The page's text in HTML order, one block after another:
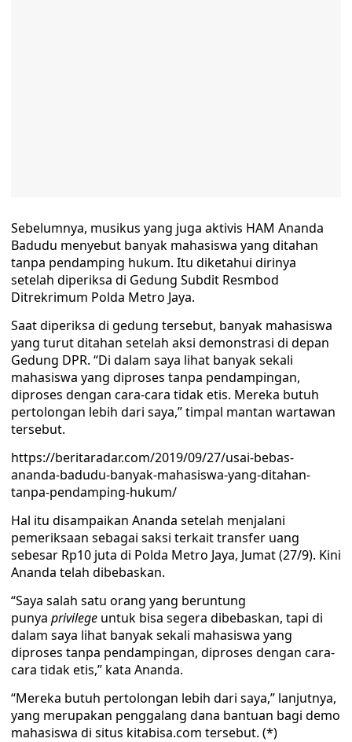
Sebelumnya, musikus yang juga aktivis HAM Ananda
Badudu menyebut banyak mahasiswa yang ditahan
tanpa pendamping hukum. Itu diketahui dirinya
setelah diperiksa di Gedung Subdit Resmbod
Ditrekrimum Polda Metro Jaya.
Saat diperiksa di gedung tersebut, banyak mahasiswa
yang turut ditahan setelah aksi demonstrasi di depan
Gedung DPR. “Di dalam saya lihat banyak sekali
mahasiswa yang diproses tanpa pendampingan,
diproses dengan cara-cara tidak etis. Mereka butuh
pertolongan lebih dari saya,” timpal mantan wartawan
tersebut.
https://beritaradar.com/2019/09/27/usai-bebas-
ananda-badudu-banyak-mahasiswa-yang-ditahan-
tanpa-pendamping-hukum/
Hal itu disampaikan Ananda setelah menjalani
pemeriksaan sebagai saksi terkait transfer uang
sebesar Rp10 juta di Polda Metro Jaya, Jumat (27/9). Kini
Ananda telah dibebaskan.
“Saya salah satu orang yang beruntung
punya privilege untuk bisa segera dibebaskan, tapi di
dalam saya lihat banyak sekali mahasiswa yang
diproses tanpa pendampingan, diproses dengan cara-
cara tidak etis,” kata Ananda.
“Mereka butuh pertolongan lebih dari saya,” lanjutnya,
yang merupakan penggalang dana bantuan bagi demo
mahasiswa di situs kitabisa.com tersebut. (*)